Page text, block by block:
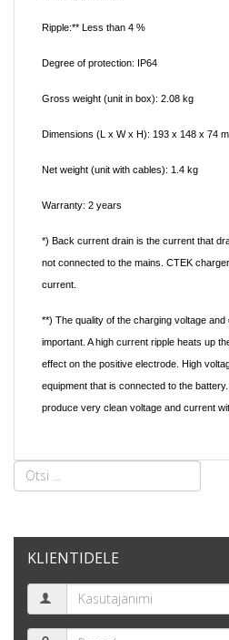
Ripple:** Less than 4 %
Degree of protection: IP64
Gross weight (unit in box): 2.08 kg
Dimensions (L x W x H): 193 x 148 x 74
Net weight (unit with cables): 1.4 kg
Warranty: 2 years
*) Back current drain is the current that
not connected to the mains. CTEK
current.
**) The quality of the charging voltage
important. A high current ripple heats up
effect on the positive electrode. High
equipment that is connected to the
produce very clean voltage and current
KLIENTIDELE